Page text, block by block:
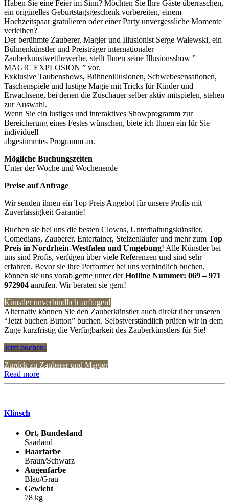
Haben Sie eine Feier im Sinn? Möchten Sie Ihre Gäste überraschen,
ein originelles Geburtstagsgeschenk vorbereiten, einem
Hochzeitspaar gratulieren oder einer Party unvergessliche Momente
verleihen?
Der berühmte Zauberer, Magier und Illusionist Serge Walewski, ein
Bühnenkünstler und Preisträger internationaler
Zauberkunstwettbewerbe, stellt Ihnen seine Illusionsshow ”
MAGIC EXPLOSION ” vor.
Exklusive Taubenshows, Bühnenillusionen, Schwebesensationen,
Taschenspiele und lustige Magie mit Tricks für Kinder und
Erwachsene, bei denen die Zuschauer selber aktiv mitspielen, stehen
zur Auswahl.
Wenn Sie ein lustiges und interaktives Showprogramm zur
Bereicherung eines Festes wünschen, biete ich Ihnen ein für Sie
individuell
abgestimmtes Programm an.
Mögliche Buchungszeiten
Unter der Woche und Wochenende
Preise auf Anfrage
Wir senden ihnen ein Top Preis Angebot für unsere Profis mit
Zuverlässigkeit Garantie!
Buchen sie bei uns die besten Clowns, Unterhaltungskünstler,
Comedians, Zauberer, Entertainer, Stelzenläufer und mehr zum Top
Preis in Nordrhein-Westfalen und Umgebung! Alle Künstler bei
uns sind Profis, verfügen über viele Referenzen und sind sehr
erfahren. Bevor sie ihre Performer bei uns verbindlich buchen,
können sie uns vorab gerne unter derHotline Nummer: 069 – 971
972904 anrufen. Wir beraten sie gern!
Künstler unverbindlich anfragen!
Alternativ können Sie den Zauberkünstler auch direkt über unseren
“Jetzt buchen Button” buchen. Selbstverständlich prüfen wir in dem
Zuge kurzfristig die Verfügbarkeit des Zauberkünstlers für Sie!
Jetzt buchen!
Zurück zu Zauberer und Magier
Read more
Klinsch
Ort, Bundesland
Saarland
Haarfarbe
Braun/Schwarz
Augenfarbe
Blau/Grau
Gewicht
78 kg